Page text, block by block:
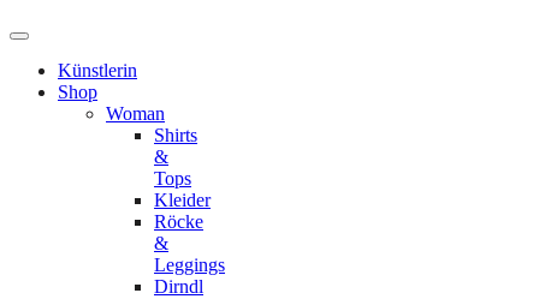
Künstlerin
Shop
Woman
Shirts
&
Tops
Kleider
Röcke
&
Leggings
Dirndl